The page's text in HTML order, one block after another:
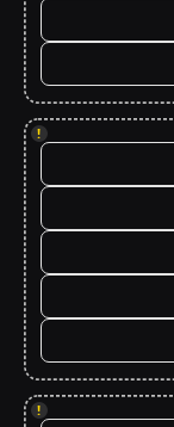
!
!